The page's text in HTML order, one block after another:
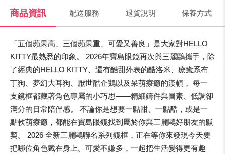
商品資訊 配送服務 退貨說明 保養方式
「五個蘋果高、三個蘋果重、可愛又善良」是大家對HELLO
KITTY最熟悉的印象。 2026年寶島眼鏡再次與三麗鷗攜手，除
了經典的HELLO KITTY、還有酷甜外表的酷洛米、療癒系布
丁狗、夢幻大耳狗、厭世酷企鵝以及呆萌療癒的漢頓， 每一
支鏡框都藏著角色專屬的小巧思——精細鑄件與圖素、低調卻
滿分的日常陪伴感。 不論你是想要一點甜、一點酷，或是一
點軟萌療癒，都能在寶島眼鏡找到屬於你與三麗鷗好朋友的默
契。 2026 全新三麗鷗聯名系列鏡框，正在等你來發現今天要
把哪位角色戴在身上。可愛不嫌多，一起把生活變得更有趣